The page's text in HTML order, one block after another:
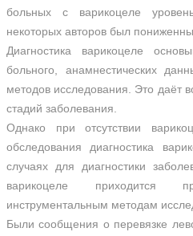
больных с варикоцеле
некоторых авторов был
Диагностика варикоцеле
больного, анамнестических
методов исследования. Это даёт
стадий заболевания.
Однако при отсутствии
обследования диагностика
случаях для диагностики
варикоцеле приходится
инструментальным методам
Были сообщения о перевязке